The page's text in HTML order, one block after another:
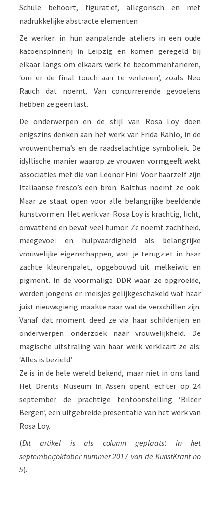
Schule behoort, figuratief, allegorisch en met
nadrukkelijke abstracte elementen.
Ze werken in hun aanpalende ateliers in een oude
katoenspinnerij in Leipzig en komen geregeld bij
elkaar langs om elkaars werk te becommentariëren,
‘om er de final touch aan te verlenen’, zoals Neo
Rauch dat noemt. Van concurrerende gevoelens
hebben ze geen last.
De onderwerpen en de stijl van Rosa Loy doen
enigszins denken aan het werk van Frida Kahlo, in de
vrouwenthema’s en de raadselachtige symboliek. De
idyllische manier waarop ze vrouwen vormgeeft wekt
associaties met die van Leonor Fini. Voor haarzelf zijn
Italiaanse fresco’s een bron. Balthus noemt ze ook.
Maar ze staat open voor alle belangrijke beeldende
kunstvormen. Het werk van Rosa Loy is krachtig, licht,
omvattend en bevat veel humor. Ze noemt zachtheid,
meegevoel en hulpvaardigheid als belangrijke
vrouwelijke eigenschappen, wat je terugziet in haar
zachte kleurenpalet, opgebouwd uit melkeiwit en
pigment. In de voormalige DDR waar ze opgroeide,
werden jongens en meisjes gelijkgeschakeld wat haar
juist nieuwsgierig maakte naar wat de verschillen zijn.
Vanaf dat moment deed ze via haar schilderijen en
onderwerpen onderzoek naar
vrouwelijkheid. De
magische uitstraling van haar werk verklaart ze als:
‘Alles is bezield.’
Ze is in de hele wereld bekend, maar niet in ons land.
Het Drents Museum in Assen opent echter op 24
september de prachtige tentoonstelling ‘Bilder
Bergen’, een uitgebreide presentatie van het werk van
Rosa Loy.
(Dit artikel is als column geplaatst in het
september/oktober nummer 2017 van de KunstKrant no
5).